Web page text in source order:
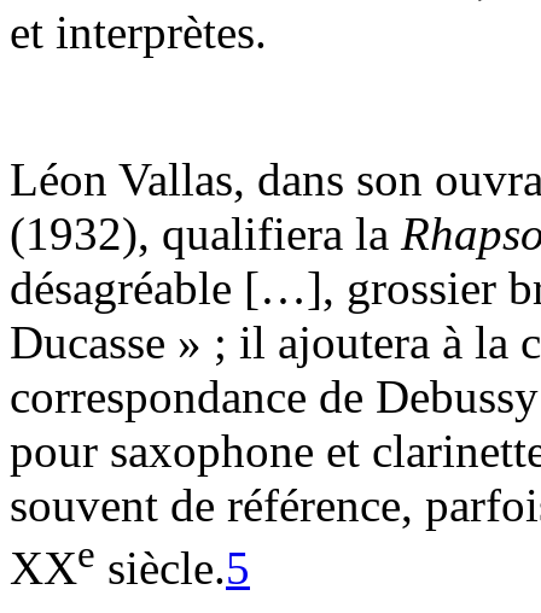
et interprètes.
Léon Vallas, dans son
(1932), qualifiera la
désagréable […], grossier
Ducasse » ; il ajoutera à la
correspondance de
pour saxophone et
souvent de référence,
XXe siècle.5